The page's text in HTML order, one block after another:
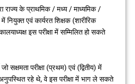
राज्य के प्राथमिक / मध्य / माध्यमिक /
में नियुक्त एवं कार्यरत शिक्षक (शारीरिक
इस परीक्षा में सम्मिलित हो सकते
सक्षमता परीक्षा (प्रथम) एवं (द्वितीय) में
रहे थे, वे इस परीक्षा में भाग ले सकते